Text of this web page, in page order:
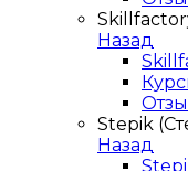
Назад
Stepik
Назад